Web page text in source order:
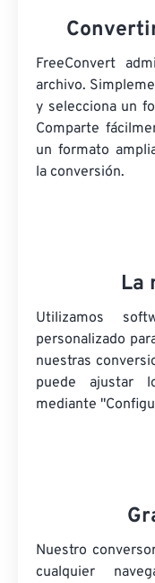
FreeConvert
archivo.
y selecciona un
Comparte
un formato
la conversión.
La
Utilizamos
personalizado
nuestras
puede ajustar
mediante
Nuestro
cualquier